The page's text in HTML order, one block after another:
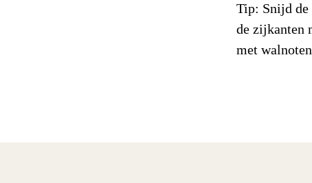
Waarvan
Eiwitten
Tip: Snijd de
de zijkanten
met